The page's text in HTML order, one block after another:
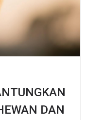
DAN